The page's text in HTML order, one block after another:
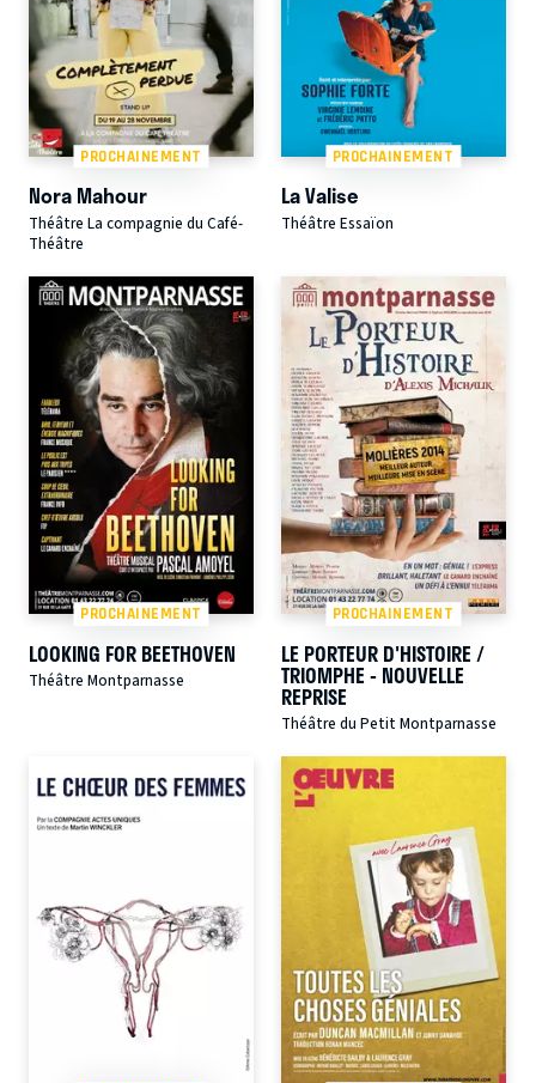
PROCHAINEMENT
Nora Mahour
Théâtre La compagnie du Café-
Théâtre
PROCHAINEMENT
La Valise
Théâtre Essaïon
PROCHAINEMENT
LOOKING FOR BEETHOVEN
Théâtre Montparnasse
PROCHAINEMENT
LE PORTEUR D'HISTOIRE /
TRIOMPHE - NOUVELLE
REPRISE
Théâtre du Petit Montparnasse